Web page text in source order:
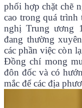
phối hợp chặt chẽ
cao trong quá
nghị Trung ương
đang thường
các phần việc còn
Đồng chí mong
đôn đốc và có
mắc để các địa